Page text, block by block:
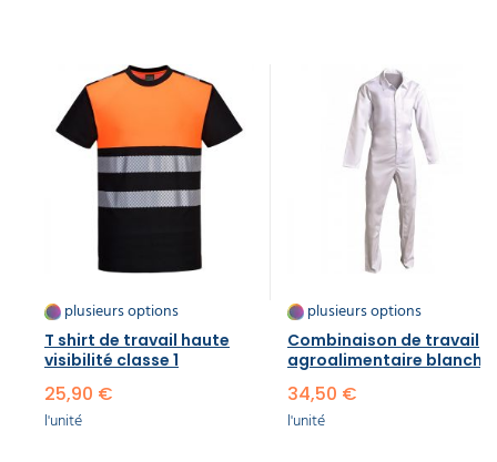
plusieurs options
T shirt de travail haute
visibilité classe 1
25,90 €
l'unité
plusieurs options
Combinaison de travail
agroalimentaire blanche
34,50 €
l'unité